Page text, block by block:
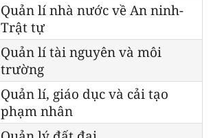
Quản lí nhà nước về An ninh-
Trật tự
Quản lí tài nguyên và môi
trường
Quản lí, giáo dục và cải tạo
phạm nhân